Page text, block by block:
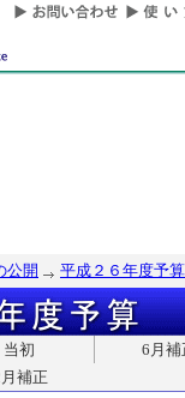
公開 平成２６年度予算
当初
6月補
補正